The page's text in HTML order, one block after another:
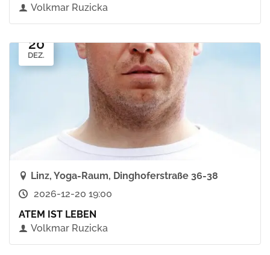
Volkmar Ruzicka
20
DEZ.
Linz, Yoga-Raum, Dinghoferstraße 36-38
2026-12-20 19:00
ATEM IST LEBEN
Volkmar Ruzicka